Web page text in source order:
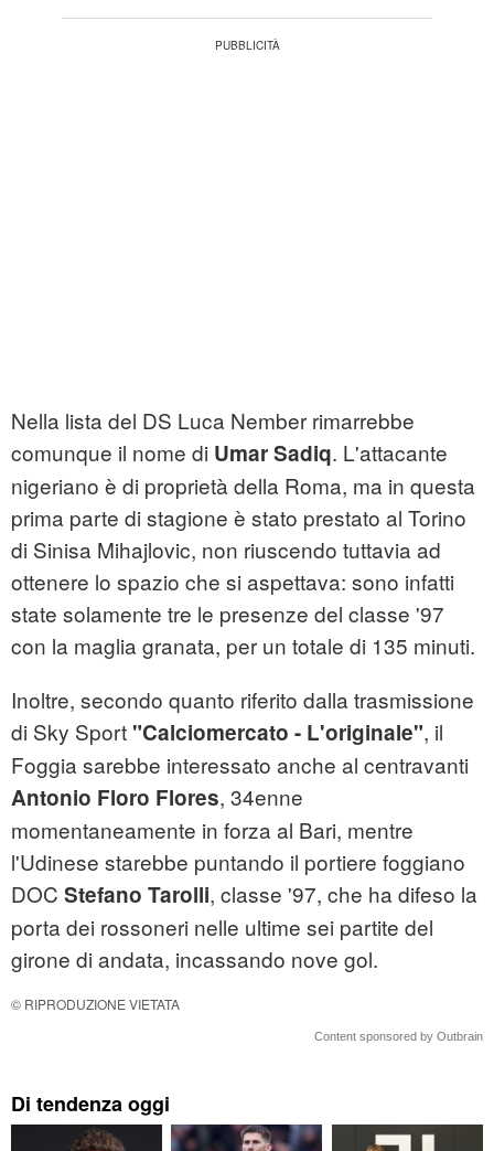
Nella lista del DS Luca Nember rimarrebbe
comunque il nome di Umar Sadiq. L'attacante
nigeriano è di proprietà della Roma, ma in questa
prima parte di stagione è stato prestato al Torino
di Sinisa Mihajlovic, non riuscendo tuttavia ad
ottenere lo spazio che si aspettava: sono infatti
state solamente tre le presenze del classe '97
con la maglia granata, per un totale di 135 minuti.
Inoltre, secondo quanto riferito dalla trasmissione
di Sky Sport "Calciomercato - L'originale", il
Foggia sarebbe interessato anche al centravanti
Antonio Floro Flores, 34enne
momentaneamente in forza al Bari, mentre
l'Udinese starebbe puntando il portiere foggiano
DOC Stefano Tarolli, classe '97, che ha difeso la
porta dei rossoneri nelle ultime sei partite del
girone di andata, incassando nove gol.
© RIPRODUZIONE VIETATA
Content sponsored by Outbrain
Di tendenza oggi